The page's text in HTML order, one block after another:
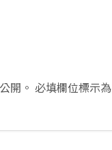
開。 必填欄位標示為